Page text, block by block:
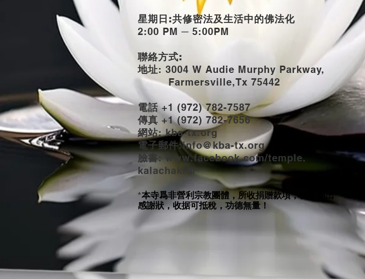
星期日:共修密法及生活中的佛法化
2:00 PM ─ 5:00PM
聯絡方式:
地址: 3004 W Audie Murphy Parkway,
Farmersville,Tx 75442
電話+1 (972) 782-7587
傳真 +1 (972) 782-7656
網站: kba-tx.org
電子郵件:info@kba-tx.org
臉書: www.facebook.com/temple.
kalachakra/
*本寺爲非營利宗教團體，所收捐贈款項，皆可開出
感謝狀，收据可抵稅，功德無量！